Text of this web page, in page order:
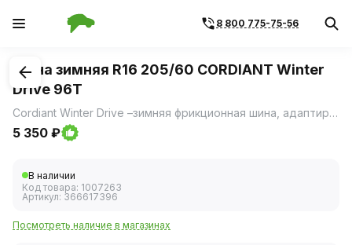
8 800 775-75-56
1/3
Шина зимняя R16 205/60 CORDIANT Winter
Drive 96T
Cordiant Winter Drive –зимняя фрикционная шина, адаптирующаяся к переменчивым погодным условиям в городе.
5 350 ₽
В наличии
Код товара: 1007263
Артикул: 366617396
Посмотреть наличие в магазинах